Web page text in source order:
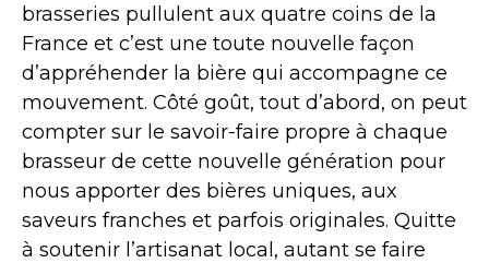
brasseries pullulent aux quatre coins de la
France et c’est une toute nouvelle façon
d’appréhender la bière qui accompagne ce
mouvement. Côté goût, tout d’abord, on peut
compter sur le savoir-faire propre à chaque
brasseur de cette nouvelle génération pour
nous apporter des bières uniques, aux
saveurs franches et parfois originales. Quitte
à soutenir l’artisanat local, autant se faire